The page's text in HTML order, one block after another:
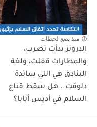
منذ بضع لحظات
الدرونز بدأت تضرب،
والمطارات قفلت، ولغة
البنادق هي اللي سائدة
دلوقت.. هل سقط قناع
السلام في أديس أبابا؟